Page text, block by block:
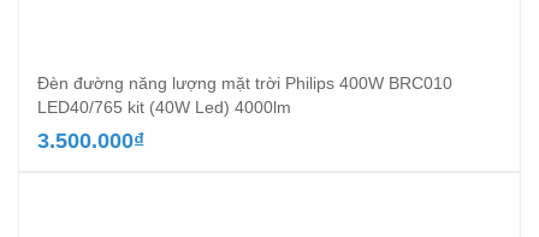
Đèn đường năng lượng mặt trời Philips 400W BRC010
LED40/765 kit (40W Led) 4000lm
3.500.000₫